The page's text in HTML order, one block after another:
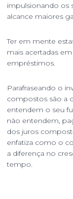
impulsionando os
alcance maiores
Ter em mente
mais acertadas
empréstimos.
Parafraseando o
compostos são a
entendem o seu
não entendem,
dos juros
enfatiza como o
a diferença no
tempo.